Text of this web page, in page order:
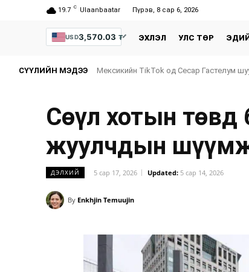
19.7 C Ulaanbaatar Пүрэв, 8 сар 6, 2026
USD3,570.03 ₮ ЭХЛЭЛ УЛС ТӨР
СҮҮЛИЙН МЭДЭЭ Мексикийн TikTok од Сесар Гастелум
Сөүл хотын төвд
жуулчдын
ДЭЛХИЙ 5 сар 17, 2026 Updated: 5 сар 14, 2026
By Enkhjin Temuujin